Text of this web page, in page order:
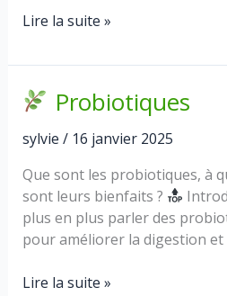
et
microbiote
meilleurs
aliments
pour
la
digestion
Lire la suite »
Probiotiques
sylvie / 16 janvier 2025
Que sont les probiotiques, à
sont leurs bienfaits ?
plus en plus parler des
pour améliorer la digestion et
Lire la suite »